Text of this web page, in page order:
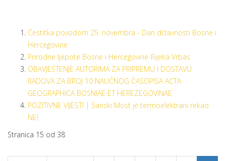
Čestitka povodom 25. novembra - Dan državnosti Bosne i
Hercegovine
Prirodne ljepote Bosne i Hercegovine-Rijeka Vrbas
OBAVJEŠTENJE AUTORIMA ZA PRIPREMU I DOSTAVU
RADOVA ZA BROJ 10 NAUČNOG ČASOPISA ACTA
GEOGRAPHICA BOSNIAE ET HEREZEGOVINAE
POZITIVNE VIJESTI | Sanski Most je termoelektrani rekao
NE!
Stranica 15 od 38